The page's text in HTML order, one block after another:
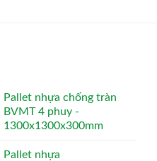
Pallet nhựa chống tràn
BVMT 4 phuy -
1300x1300x300mm
Pallet nhựa